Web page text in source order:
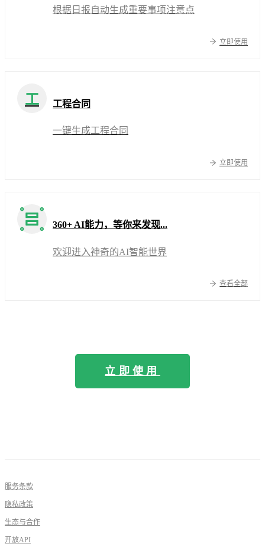
根据日报自动生成重要事项注意点
立即使用
工 工程合同
一键生成工程合同
立即使用
360+ AI能力，等你来发现...
欢迎进入神奇的AI智能世界
查看全部
立即使用
服务条款
隐私政策
生态与合作
开放API